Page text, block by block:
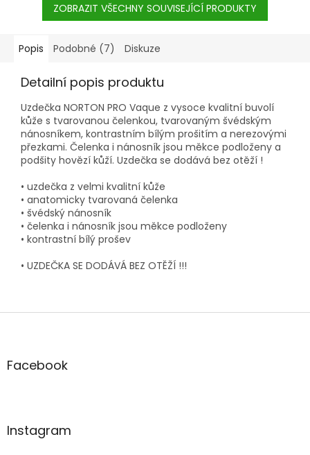
ZOBRAZIT VŠECHNY SOUVISEJÍCÍ PRODUKTY
Popis Podobné (7) Diskuze
Detailní popis produktu
Uzdečka NORTON PRO Vaque z vysoce kvalitní buvolí
kůže s tvarovanou čelenkou, tvarovaným švédským
nánosníkem, kontrastním bílým prošitím a nerezovými
přezkami. Čelenka i nánosník jsou měkce podloženy a
podšity hovězí kůží. Uzdečka se dodává bez otěží !
• uzdečka z velmi kvalitní kůže
• anatomicky tvarovaná čelenka
• švédský nánosník
• čelenka i nánosník jsou měkce podloženy
• kontrastní bílý prošev
• UZDEČKA SE DODÁVÁ BEZ OTĚŽÍ !!!
Z
aFacebook
Instagram